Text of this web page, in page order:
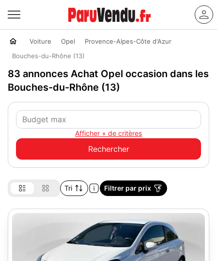
Voiture Opel
Provence-Alpes-Côte d'Azur
Bouches-du-Rhône (13)
83 annonces Achat Opel occasion dans les
Bouches-du-Rhône (13)
Afficher + de critères
Tri Filtrer par prix